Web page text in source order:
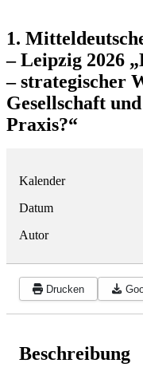
1.
– Leipzig 2026
– strategischer
Gesellschaft
Praxis?“
Kalender
Datum
Autor
Drucken
Beschreibung